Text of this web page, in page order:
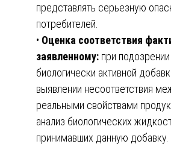
представлять серьезную
потребителей.
• Оценка соответствия
заявленному: при
биологически активной
выявлении несоответствия
реальными свойствами
анализ биологических
принимавших данную добавку.